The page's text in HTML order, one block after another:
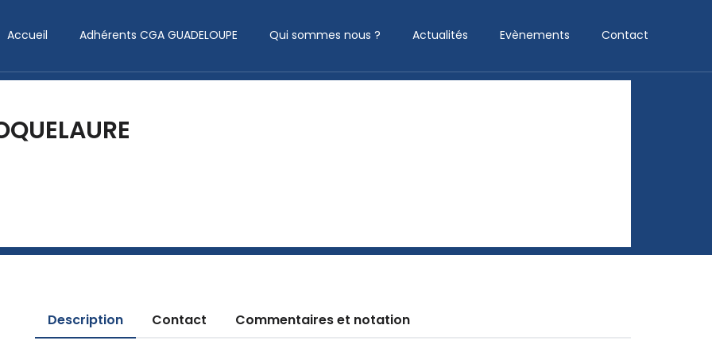
Accueil Adhérents CGA GUADELOUPE Qui sommes nous ? Actualités Evènements Contact
Description Contact Commentaires et notation